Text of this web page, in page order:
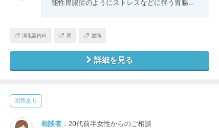
能性胃腸症のようにストレスなどに伴う胃腸...
消化器内科 胃 腹痛
詳細を見る
回答あり
相談者 ：20代前半女性からのご相談